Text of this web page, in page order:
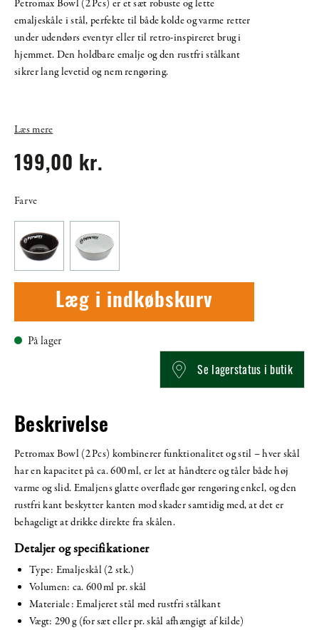
Petromax Bowl (2 Pcs) er et sæt robuste og lette
emaljeskåle i stål, perfekte til både kolde og varme retter
under udendørs eventyr eller til retro-inspireret brug i
hjemmet. Den holdbare emalje og den rustfri stålkant
sikrer lang levetid og nem rengøring.
Læs mere
199,00 kr.
Farve
Læg i indkøbskurv
På lager
Se lagerstatus i butik
Beskrivelse
Petromax Bowl (2 Pcs) kombinerer funktionalitet og stil – hver skål
har en kapacitet på ca. 600 ml, er let at håndtere og tåler både høj
varme og slid. Emaljens glatte overflade gør rengøring enkel, og den
rustfri kant beskytter kanten mod skader samtidig med, at det er
behageligt at drikke direkte fra skålen.
Detaljer og specifikationer
Type: Emaljeskål (2 stk.)
Volumen: ca. 600 ml pr. skål
Materiale: Emaljeret stål med rustfri stålkant
Vægt: 290 g (for sæt eller pr. skål afhængigt af kilde)